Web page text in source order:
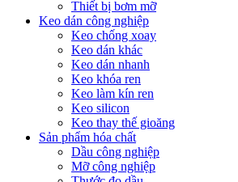
Thiết bị bơm mỡ
Keo dán công nghiệp
Keo chống xoay
Keo dán khác
Keo dán nhanh
Keo khóa ren
Keo làm kín ren
Keo silicon
Keo thay thế gioăng
Sản phẩm hóa chất
Dầu công nghiệp
Mỡ công nghiệp